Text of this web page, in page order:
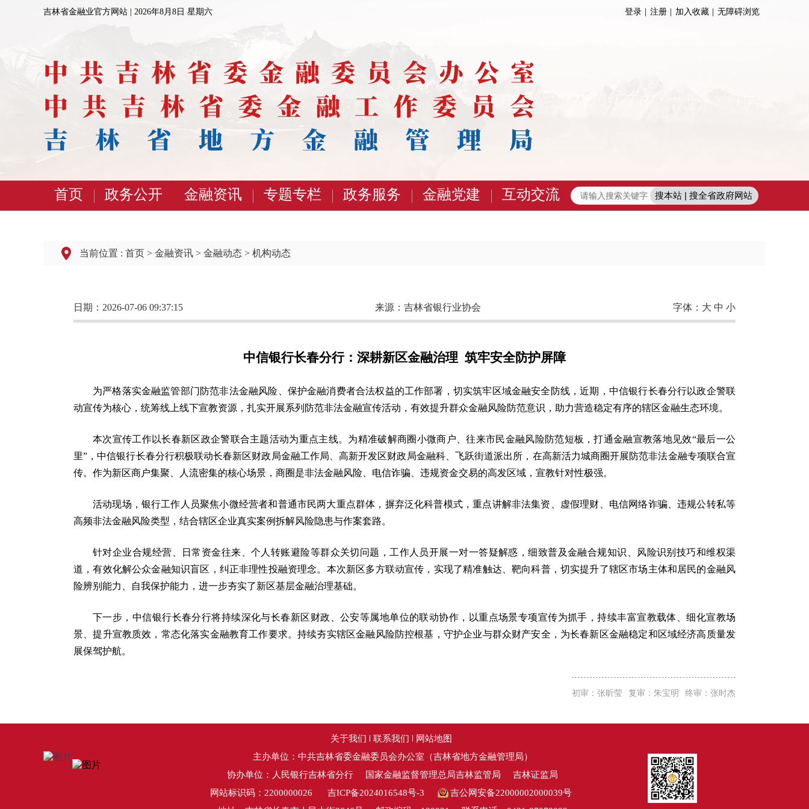
吉林省金融业官方网站 | 2026年8月8日 星期六 登录 注册 加入收藏 无障碍浏览
首页 政务公开 金融资讯 专题专栏 政务服务 金融党建 互动交流
当前位置 : 首页 > 金融资讯 > 金融动态 > 机构动态
日期：2026-07-06 09:37:15 来源： 吉林省银行业协会 字体： 大 中 小
中信银行长春分行：深耕新区金融治理 筑牢安全防护屏障
为严格落实金融监管部门防范非法金融风险、保护金融消费者合法权益的工作部署，切实筑牢区域金融安全防线，近期，中信银行长春分行以政企警联
动宣传为核心，统筹线上线下宣教资源，扎实开展系列防范非法金融宣传活动，有效提升群众金融风险防范意识，助力营造稳定有序的辖区金融生态环境。
本次宣传工作以长春新区政企警联合主题活动为重点主线。为精准破解商圈小微商户、往来市民金融风险防范短板，打通金融宣教落地见效“最后一公
里”，中信银行长春分行积极联动长春新区财政局金融工作局、高新开发区财政局金融科、飞跃街道派出所，在高新活力城商圈开展防范非法金融专项联合宣
传。作为新区商户集聚、人流密集的核心场景，商圈是非法金融风险、电信诈骗、违规资金交易的高发区域，宣教针对性极强。
活动现场，银行工作人员聚焦小微经营者和普通市民两大重点群体，摒弃泛化科普模式，重点讲解非法集资、虚假理财、电信网络诈骗、违规公转私等
高频非法金融风险类型，结合辖区企业真实案例拆解风险隐患与作案套路。
针对企业合规经营、日常资金往来、个人转账避险等群众关切问题，工作人员开展一对一答疑解惑，细致普及金融合规知识、风险识别技巧和维权渠
道，有效化解公众金融知识盲区，纠正非理性投融资理念。本次新区多方联动宣传，实现了精准触达、靶向科普，切实提升了辖区市场主体和居民的金融风
险辨别能力、自我保护能力，进一步夯实了新区基层金融治理基础。
下一步，中信银行长春分行将持续深化与长春新区财政、公安等属地单位的联动协作，以重点场景专项宣传为抓手，持续丰富宣教载体、细化宣教场
景、提升宣教质效，常态化落实金融教育工作要求。持续夯实辖区金融风险防控根基，守护企业与群众财产安全，为长春新区金融稳定和区域经济高质量发
展保驾护航。
初审：张昕莹 复审：朱宝明 终审：张时杰
关于我们 联系我们
网站地图
主办单位：中共吉林省委金融委员会办公室（吉林省地方金融管理局）
协办单位：人民银行吉林省分行
国家金融监督管理总局吉林监管局
吉林证监局
网站标识码：2200000026
吉ICP备2024016548号-3
吉公网安备22000002000039号